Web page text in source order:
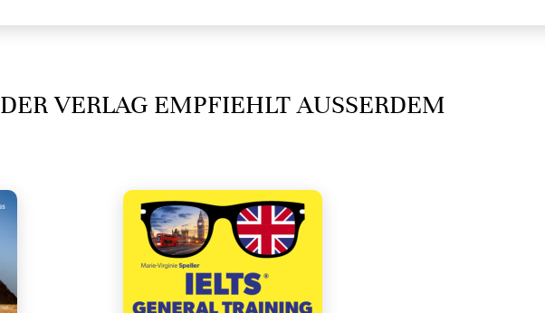
DER VERLAG EMPFIEHLT AUSSERDEM